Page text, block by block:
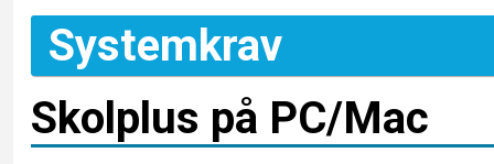
Systemkrav
Skolplus på PC/Mac